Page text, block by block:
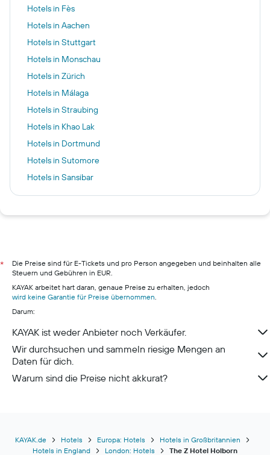
Hotels in Fès
Hotels in Aachen
Hotels in Stuttgart
Hotels in Monschau
Hotels in Zürich
Hotels in Málaga
Hotels in Straubing
Hotels in Khao Lak
Hotels in Dortmund
Hotels in Sutomore
Hotels in Sansibar
Hotels in Bangkok
Hotels in Berlin
Hotels in Hamburg
Hotels in Pillig
Hotels in Warnemünde
Hotels in Neustadt in Holstein
Hotels in München
*
Die Preise sind für E-Tickets und pro Person angegeben und beinhalten alle
Steuern und Gebühren in EUR.
KAYAK arbeitet hart daran, genaue Preise zu erhalten, jedoch
wird keine Garantie für Preise übernommen.
Darum:
KAYAK ist weder Anbieter noch Verkäufer.
Wir durchsuchen und sammeln riesige Mengen an
Daten für dich.
Warum sind die Preise nicht akkurat?
KAYAK.de Hotels Europa: Hotels
Hotels in Großbritannien
Hotels in England
London: Hotels The Z Hotel Holborn